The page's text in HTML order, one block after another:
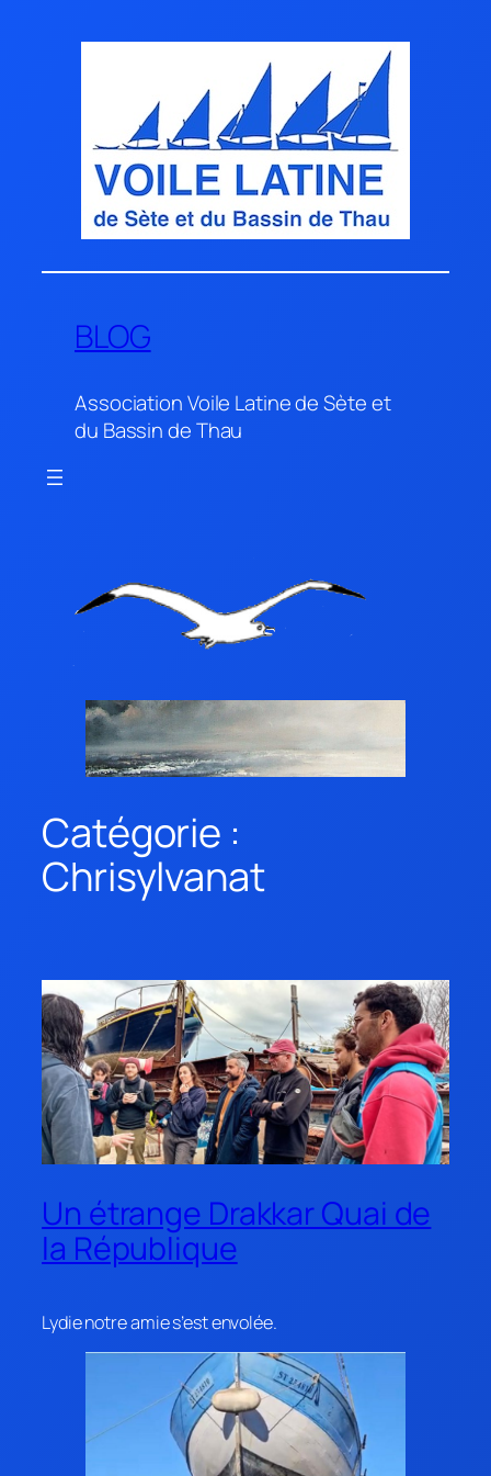
BLOG
Association Voile Latine de Sète et
du Bassin de Thau
Catégorie :
Chrisylvanat
Un étrange Drakkar Quai de
la République
Lydie notre amie s’est envolée.